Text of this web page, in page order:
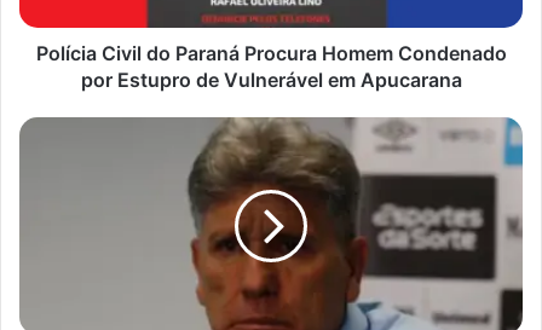
Estupro
Vulnerável
Apucarana
Polícia Civil do Paraná Procura Homem Condenado
por Estupro de Vulnerável em Apucarana
Renato